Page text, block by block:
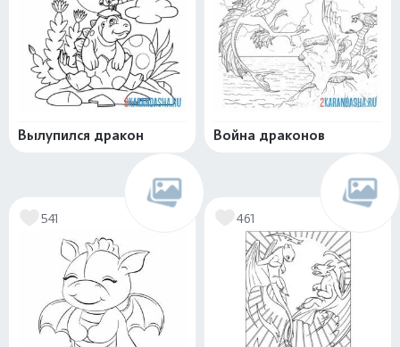
Вылупился дракон Война драконов
541 461